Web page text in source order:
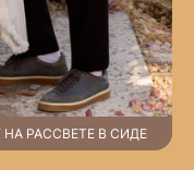
НА РАССВЕТЕ В СИДЕ